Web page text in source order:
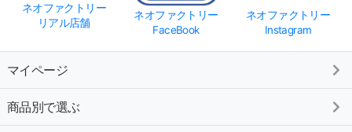
ネオファクトリー
リアル店舗
ネオファクトリー
FaceBook
ネオファクトリー
Instagram
マイページ
商品別で選ぶ